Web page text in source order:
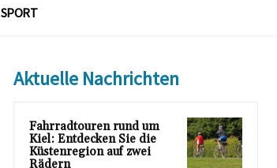
SPORT
Aktuelle Nachrichten
Fahrradtouren rund um
Kiel: Entdecken Sie die
Küstenregion auf zwei
Rädern